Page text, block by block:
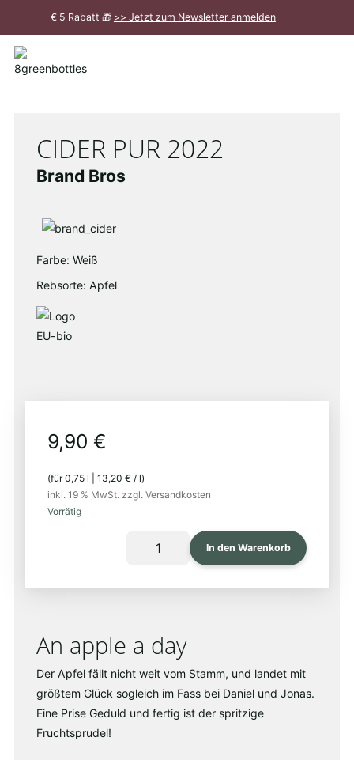
€ 5 Rabatt 🎁 >> Jetzt zum Newsletter anmelden
Meldung
CIDER PUR 2022
Brand Bros
Farbe: Weiß
Rebsorte: Apfel
9,90 €
(für0,75 l 13,20 € / l)
inkl. 19 % MwSt. zzgl. Versandkosten
Vorrätig
In den Warenkorb
An apple a day
Der Apfel fällt nicht weit vom Stamm, und landet mit
größtem Glück sogleich im Fass bei Daniel und Jonas.
Eine Prise Geduld und fertig ist der spritzige
Fruchtsprudel!